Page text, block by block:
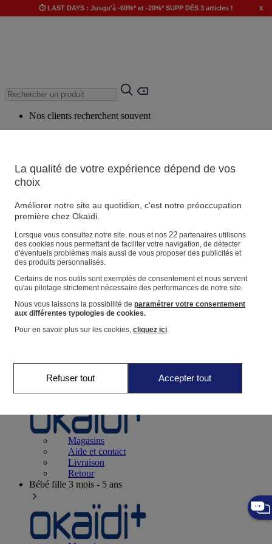
⏱️ LAST DAYS : Jusqu'à -60%* et -20%* SUPP DÈS 3 articles ! x
Nos clients recherchent souvent
Produits suggérés
Voir tous les produits
Magasin
Vos informations personnelles
Suivre une commande
Panier
Favoris
Naissance0-12 mois
Magasins
Aide et contact
Livraison
Retour
Bébé fille 3 mois - 5 ans
La qualité de votre expérience dépend de vos
choix
Améliorer notre site au quotidien, c'est notre préoccupation
première chez Okaïdi.
Lorsque vous consultez notre site, nous et nos 22partenaires utilisons
des cookies nous permettant de faciliter votre navigation, de détecter
d'éventuels problèmes mais aussi de vous proposer des publicités et
des produits personnalisés.
Certains de nos outils sont exemptés de consentement et nous servent
qu'au pilotage strictement nécessaire des performances de notre site.
Nous vous laissons la possibilité de paramétrer votre consentement
aux différentes typologies de cookies.
Pour en savoir plus sur les cookies, cliquez ici.
Refuser tout Accepter tout